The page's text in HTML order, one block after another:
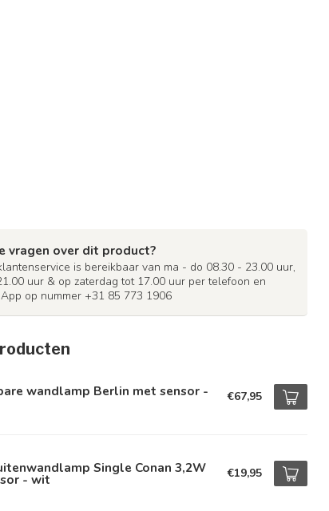
vragen over dit product?
is bereikbaar van ma - do 08.30 - 23.00 uur,
uur & op zaterdag tot 17.00 uur per telefoon en
op nummer +31 85 773 1906
wandlamp Berlin met sensor - €67,95
Single Conan 3,2W
- wit €19,95